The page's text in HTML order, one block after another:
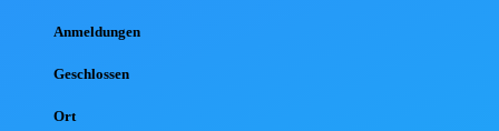
Anmeldungen
Geschlossen
Ort